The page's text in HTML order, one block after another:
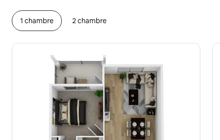
1 chambre 2 chambre